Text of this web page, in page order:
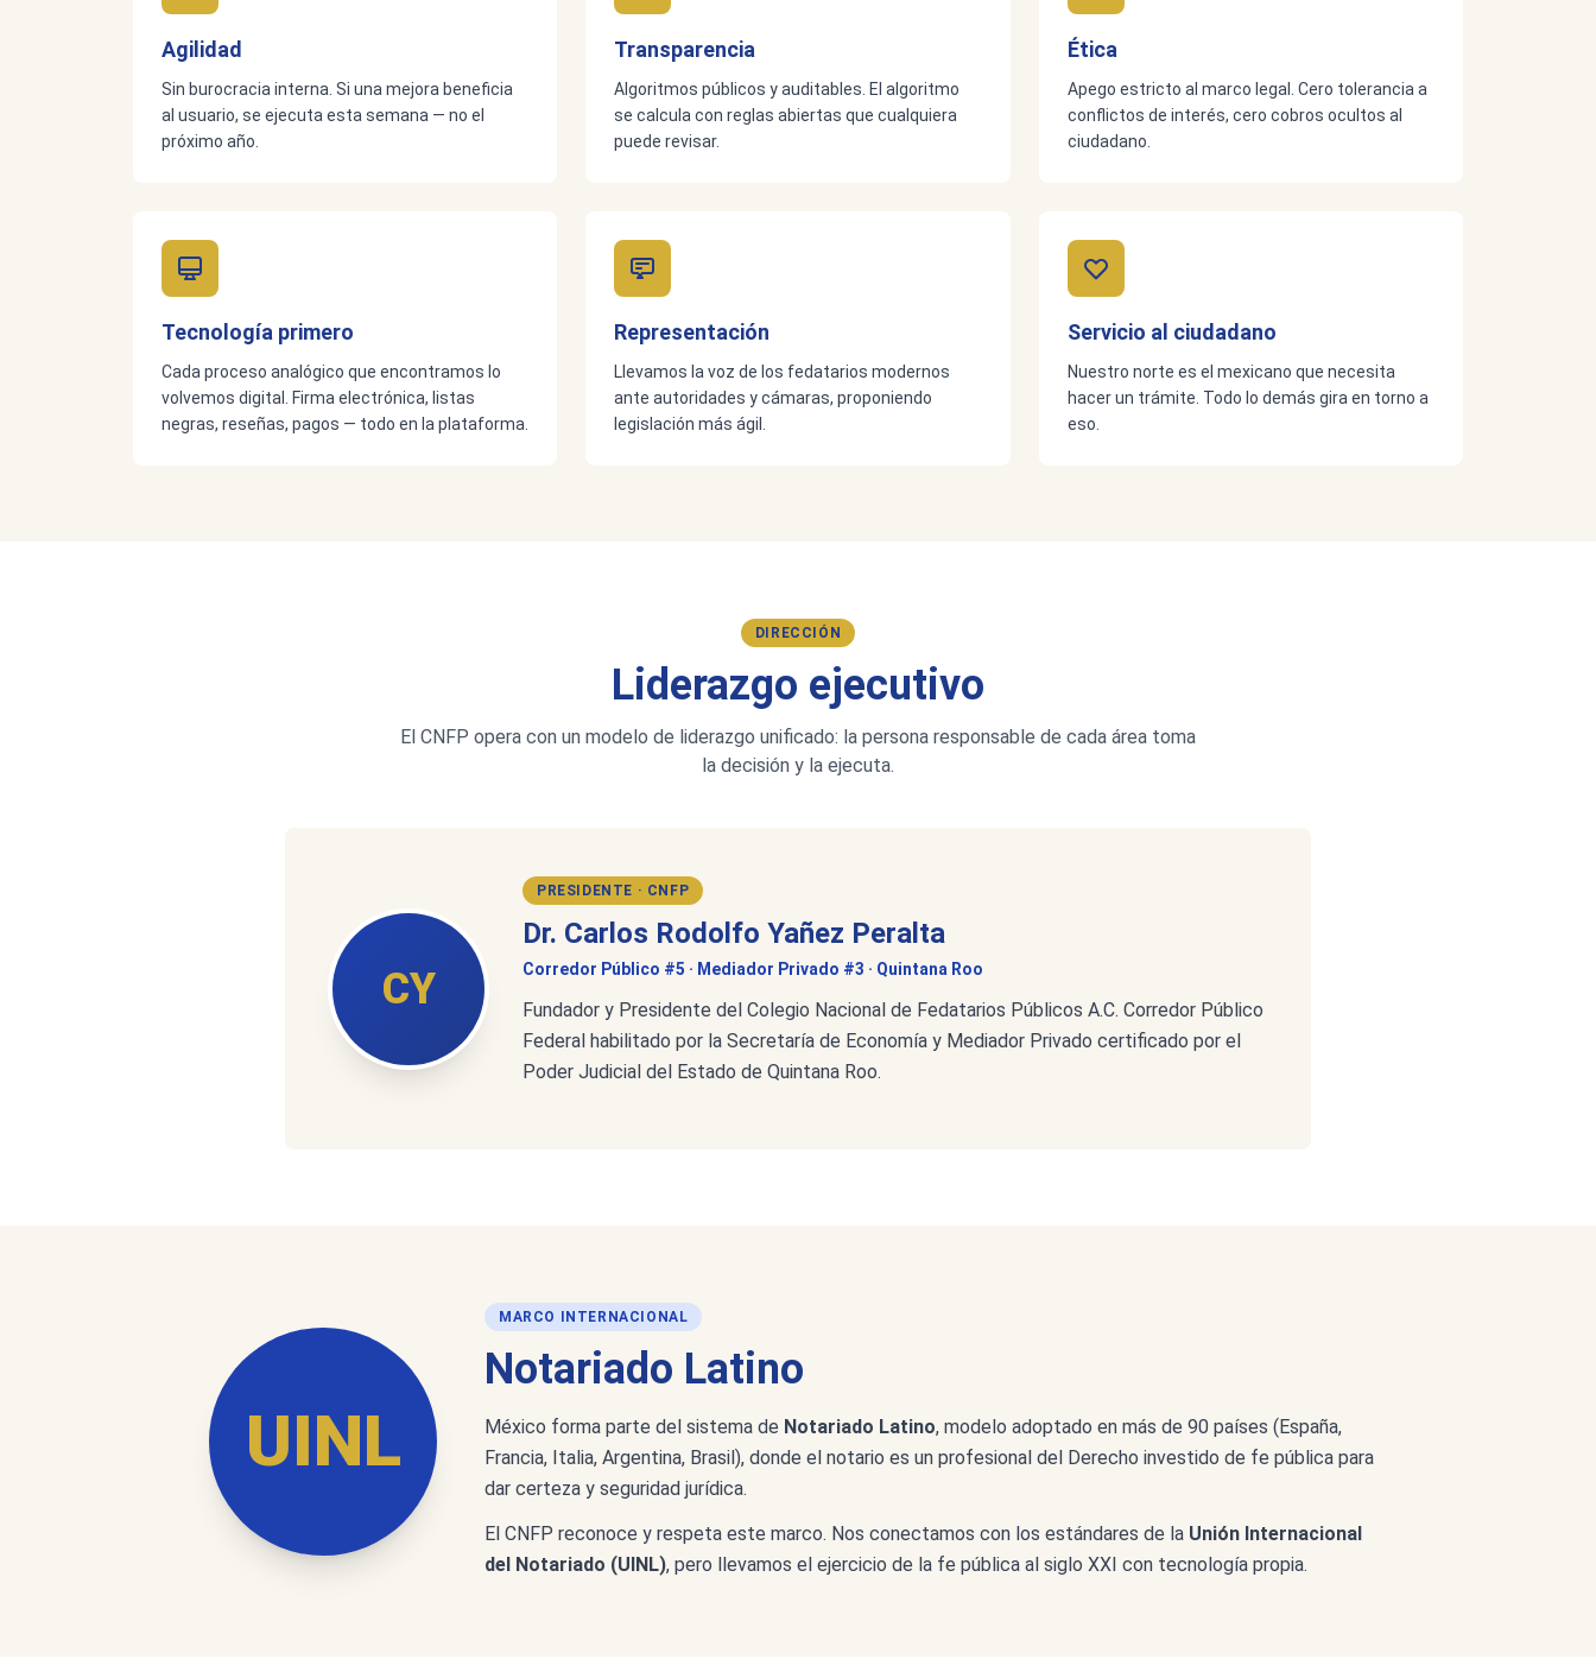
Agilidad
Sin burocracia interna. Si una mejora beneficia
al usuario, se ejecuta esta semana — no el
próximo año.
Transparencia
Algoritmos públicos y auditables. El algoritmo
se calcula con reglas abiertas que cualquiera
puede revisar.
Ética
Apego estricto al marco legal. Cero tolerancia a
conflictos de interés, cero cobros ocultos al
ciudadano.
Tecnología primero
Cada proceso analógico que encontramos lo
volvemos digital. Firma electrónica, listas
negras, reseñas, pagos — todo en la plataforma.
Representación
Llevamos la voz de los fedatarios modernos
ante autoridades y cámaras, proponiendo
legislación más ágil.
Servicio al ciudadano
Nuestro norte es el mexicano que necesita
hacer un trámite. Todo lo demás gira en torno a
eso.
DIRECCIÓN
Liderazgo ejecutivo
El CNFP opera con un modelo de liderazgo unificado: la persona responsable de cada área toma
la decisión y la ejecuta.
CY
PRESIDENTE · CNFP
Dr. Carlos Rodolfo Yañez Peralta
Corredor Público #5 · Mediador Privado #3 · Quintana Roo
Fundador y Presidente del Colegio Nacional de Fedatarios Públicos A.C. Corredor Público
Federal habilitado por la Secretaría de Economía y Mediador Privado certificado por el
Poder Judicial del Estado de Quintana Roo.
UINL
MARCO INTERNACIONAL
Notariado Latino
México forma parte del sistema de Notariado Latino, modelo adoptado en más de 90 países (España,
Francia, Italia, Argentina, Brasil), donde el notario es un profesional del Derecho investido de fe pública para
dar certeza y seguridad jurídica.
El CNFP reconoce y respeta este marco. Nos conectamos con los estándares de la Unión Internacional
del Notariado (UINL), pero llevamos el ejercicio de la fe pública al siglo XXI con tecnología propia.